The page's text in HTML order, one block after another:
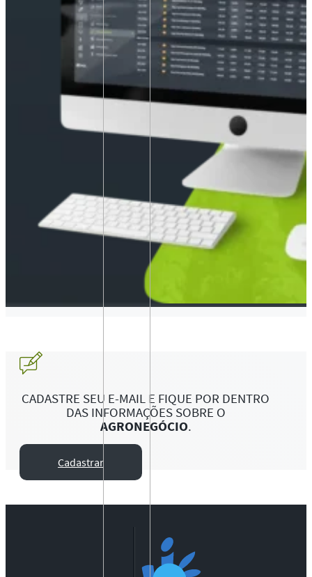
CADASTRE SEU E-MAIL E FIQUE POR DENTRO
DAS INFORMAÇÕES SOBRE O
AGRONEGÓCIO.
Cadastrar